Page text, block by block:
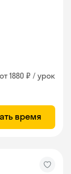
от 1880 ₽ / урок
время